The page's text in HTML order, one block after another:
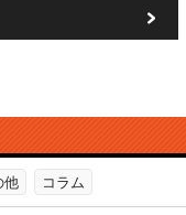
他 コラム